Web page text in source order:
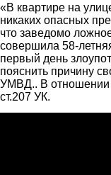
«В квартире на
никаких опасных
что заведомо
совершила 58-
первый день
пояснить причину
УМВД.. В отношении
ст.207 УК.